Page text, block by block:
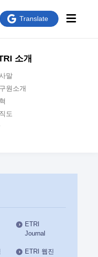
소개
말
원소개
도
CI
Translate
ETRI
Journal
ETRI 웹진